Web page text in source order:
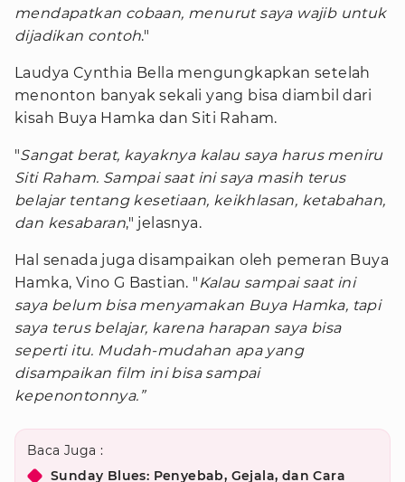
mendapatkan cobaan, menurut saya wajib untuk
dijadikan contoh."
Laudya Cynthia Bella mengungkapkan setelah
menonton banyak sekali yang bisa diambil dari
kisah Buya Hamka dan Siti Raham.
"Sangat berat, kayaknya kalau saya harus meniru
Siti Raham. Sampai saat ini saya masih terus
belajar tentang kesetiaan, keikhlasan, ketabahan,
dan kesabaran," jelasnya.
Hal senada juga disampaikan oleh pemeran Buya
Hamka, Vino G Bastian. " Kalau sampai saat ini
saya belum bisa menyamakan Buya Hamka, tapi
saya terus belajar, karena harapan saya bisa
seperti itu. Mudah-mudahan apa yang
disampaikan film ini bisa sampai
kepenontonnya.”
Baca Juga :
Sunday Blues: Penyebab, Gejala, dan Cara